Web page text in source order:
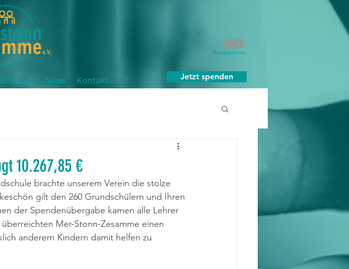
#zesamme
Verein News Kontakt Jetzt spenden
10.267,85 €
brachte unserem Verein die stolze
gilt den 260 Grundschülern und Ihren
der Spendenübergabe kamen alle Lehrer
Mer-Stonn-Zesamme einen
anderern Kindern damit helfen zu